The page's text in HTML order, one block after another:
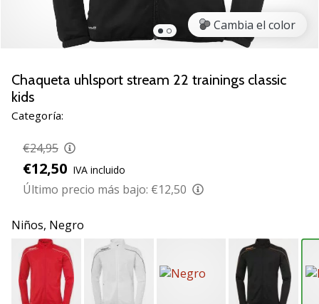
voleibol
Regalos
Navidad
para
jugadores
de
¡Nuestros
consejos
te
ayudarán
elegir
el
regalo
perfecto!
Encuentra…
Cambia el color
Chaqueta uhlsport stream 22 trainings classic
kids
Categoría:
€24,95
€12,50 IVA incluido
Último precio más bajo: €12,50
Niños, Negro